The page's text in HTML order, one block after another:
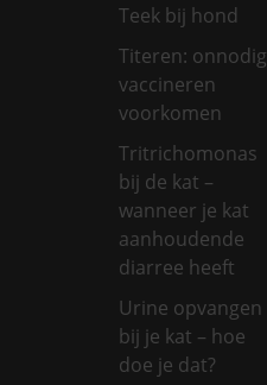
Teek bij hond
Titeren: onnodig
vaccineren
voorkomen
Tritrichomonas
bij de kat –
wanneer je kat
aanhoudende
diarree heeft
Urine opvangen
bij je kat – hoe
doe je dat?